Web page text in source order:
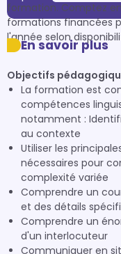
formation. Comptez
formations financées
En savoir plus
Objectifs
La formation est
compétences
notamment :
au contexte
Utiliser les
nécessaires pour
complexité variée
Comprendre un
et des détails
Comprendre un
d'un interlocuteur
Communiquer en